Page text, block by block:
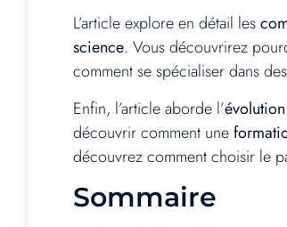
L’article explore en détail les
science. Vous découvrirez
comment se spécialiser dans
Enfin, l’article aborde l’
découvrir comment une
découvrez comment choisir le
Sommaire